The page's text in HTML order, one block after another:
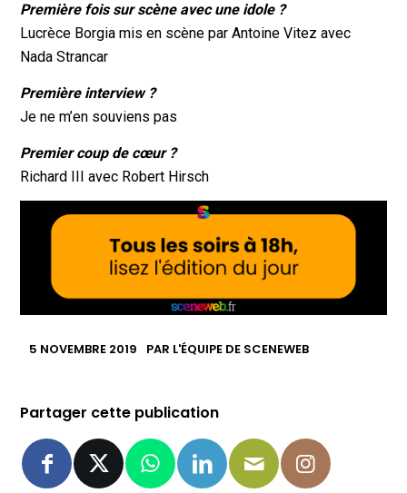
Première fois sur scène avec une idole ?
Lucrèce Borgia mis en scène par Antoine Vitez avec
Nada Strancar
Première interview ?
Je ne m’en souviens pas
Premier coup de cœur ?
Richard III avec Robert Hirsch
5 NOVEMBRE 2019 PAR L'ÉQUIPE DE SCENEWEB
Partager cette publication